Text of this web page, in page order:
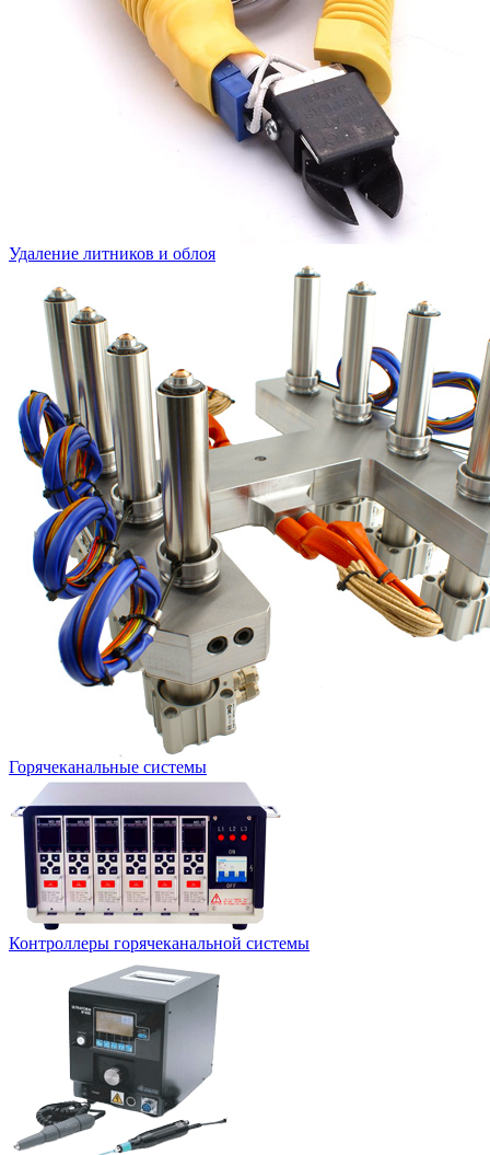
Удаление литников и облоя
Горячеканальные системы
Контроллеры горячеканальной системы